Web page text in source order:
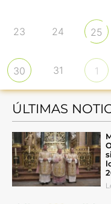
23 24 25
30 31 1
ÚLTIMAS